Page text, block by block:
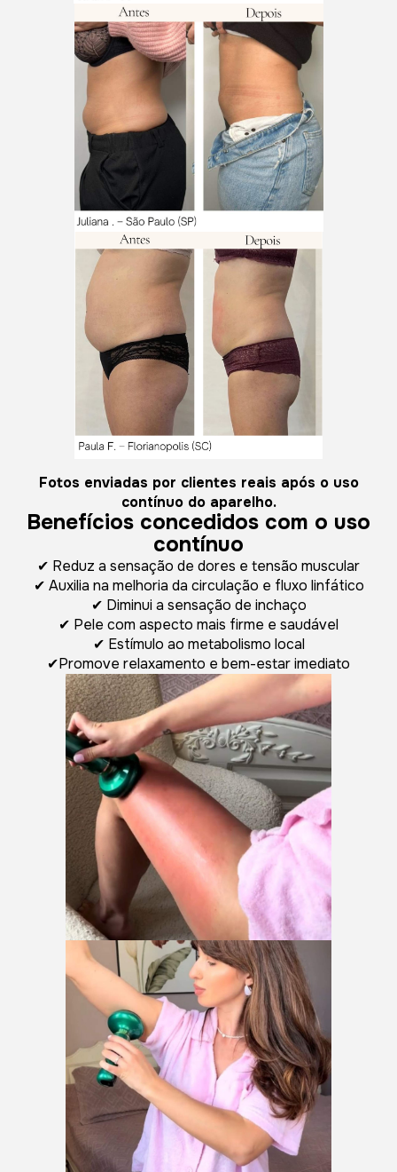
Fotos enviadas por clientes reais após o uso
contínuo do aparelho.
Benefícios concedidos com o uso
contínuo
✔ Reduz a sensação de dores e tensão muscular
✔ Auxilia na melhoria da circulação e fluxo linfático
✔ Diminui a sensação de inchaço
✔ Pele com aspecto mais firme e saudável
✔ Estímulo ao metabolismo local
✔Promove relaxamento e bem-estar imediato